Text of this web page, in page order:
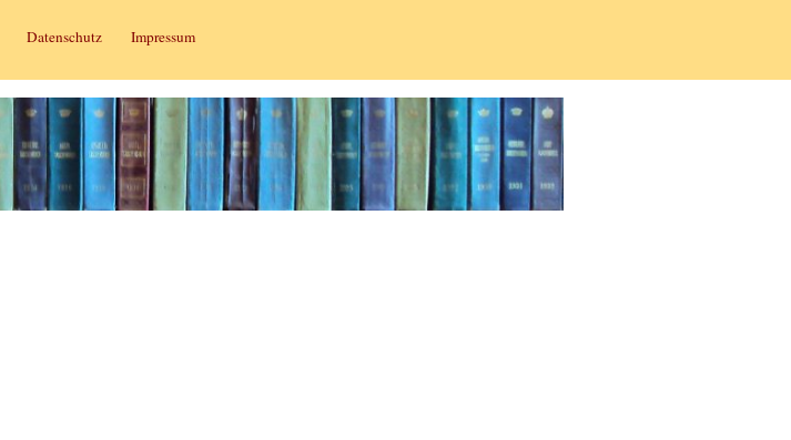
Datenschutz Impressum